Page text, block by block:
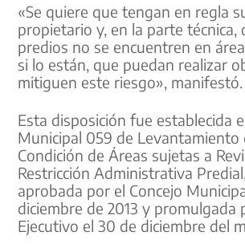
«Se quiere que tengan en regla
propietario y, en la parte técnica,
predios no se encuentren en
si lo están, que puedan realizar
mitiguen este riesgo», manifestó.
Esta disposición fue establecida
Municipal 059 de Levantamiento
Condición de Áreas sujetas a
Restricción Administrativa
aprobada por el Concejo
diciembre de 2013 y promulgada
Ejecutivo el 30 de diciembre del